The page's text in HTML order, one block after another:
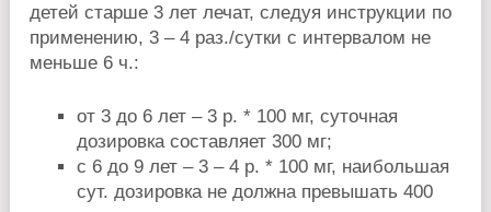
детей старше 3 лет лечат, следуя инструкции по
применению, 3 – 4 раз./сутки с интервалом не
меньше 6 ч.:
от 3 до 6 лет – 3 р. * 100 мг, суточная
дозировка составляет 300 мг;
с 6 до 9 лет – 3 – 4 р. * 100 мг, наибольшая
сут. дозировка не должна превышать 400